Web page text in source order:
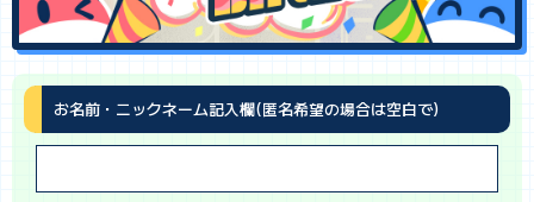
お名前・ニックネーム記入欄(匿名希望の場合は空白で)